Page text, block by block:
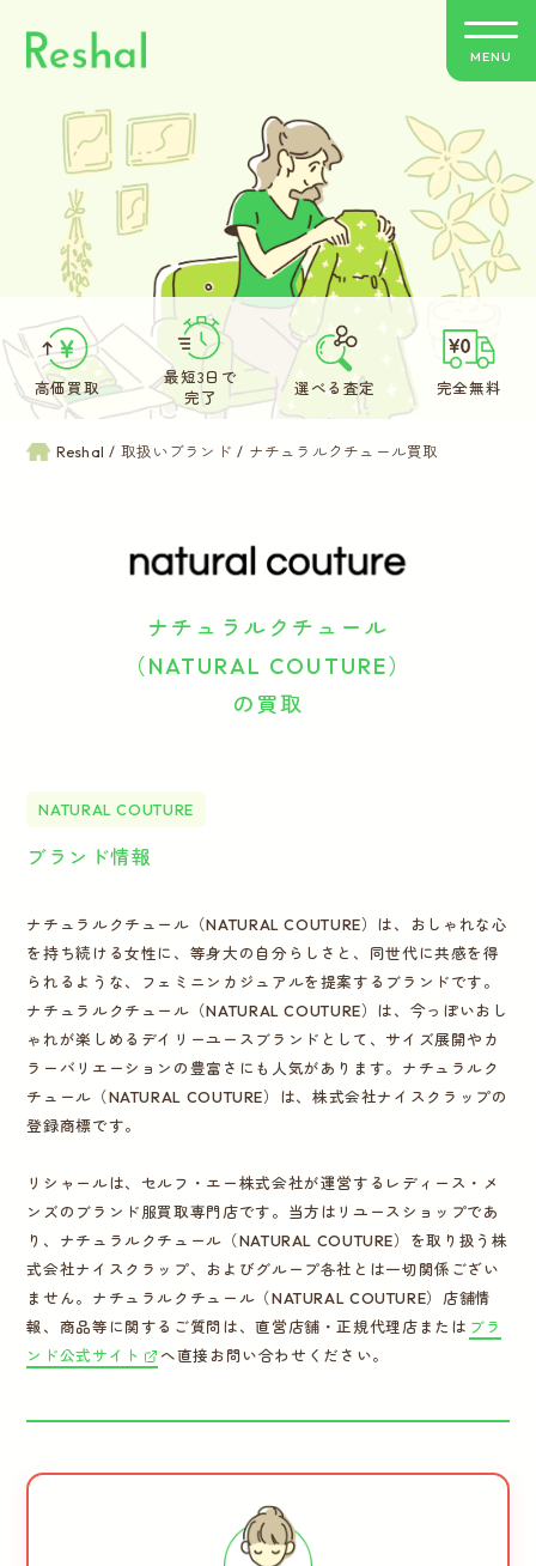
リシャールの特徴
買取方法のご案内
取扱いブランド
よくあるご質問
お客さまの声
運営会社
MENU
高価買取
最短3日で
完了
選べる査定 完全無料
Reshal 取扱いブランド ナチュラルクチュール買取
ナチュラルクチュール
（NATURAL COUTURE）
の買取
NATURAL COUTURE
ブランド情報
ナチュラルクチュール（NATURAL COUTURE）は、おしゃれな心
を持ち続ける女性に、等身大の自分らしさと、同世代に共感を得
られるような、フェミニンカジュアルを提案するブランドです。
ナチュラルクチュール（NATURAL COUTURE）は、今っぽいおし
ゃれが楽しめるデイリーユースブランドとして、サイズ展開やカ
ラーバリエーションの豊富さにも人気があります。ナチュラルク
チュール（NATURAL COUTURE）は、株式会社ナイスクラップの
登録商標です。
リシャールは、セルフ・エー株式会社が運営するレディース・メ
ンズのブランド服買取専門店です。当方はリユースショップであ
り、ナチュラルクチュール（NATURAL COUTURE）を取り扱う株
式会社ナイスクラップ、およびグループ各社とは一切関係ござい
ません。ナチュラルクチュール（NATURAL COUTURE）店舗情
報、商品等に関するご質問は、直営店舗・正規代理店または ブラ
ンド公式サイト
へ直接お問い合わせください。